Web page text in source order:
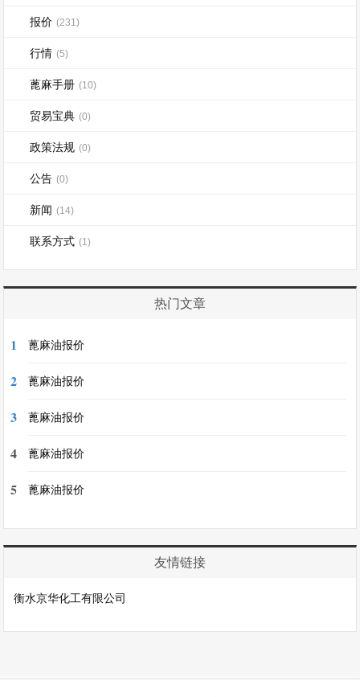
报价 (231)
行情 (5)
蓖麻手册 (10)
贸易宝典 (0)
政策法规 (0)
公告 (0)
新闻 (14)
联系方式 (1)
热门文章
1 蓖麻油报价
2 蓖麻油报价
3 蓖麻油报价
4 蓖麻油报价
5 蓖麻油报价
友情链接
衡水京华化工有限公司